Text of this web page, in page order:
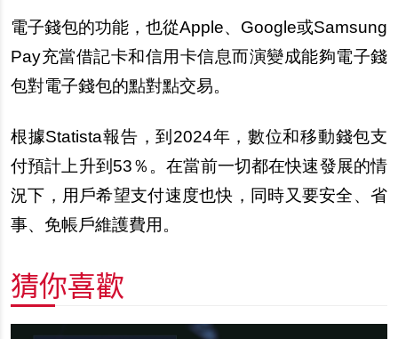
電子錢包的功能，也從Apple、Google或Samsung
Pay充當借記卡和信用卡信息而演變成能夠電子錢
包對電子錢包的點對點交易。
根據Statista報告，到2024年，數位和移動錢包支
付預計上升到53％。在當前一切都在快速發展的情
況下，用戶希望支付速度也快，同時又要安全、省
事、免帳戶維護費用。
猜你喜歡